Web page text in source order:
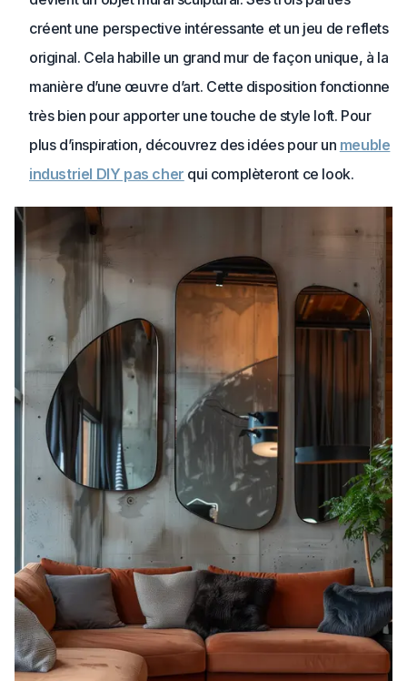
créent une perspective intéressante et un jeu de reflets
original. Cela habille un grand mur de façon unique, à la
manière d’une œuvre d’art. Cette disposition fonctionne
très bien pour apporter une touche de style loft. Pour
plus d’inspiration, découvrez des idées pour un meuble
industriel DIY pas cher qui complèteront ce look.